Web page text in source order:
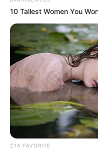
10 Tallest Women You
CTA FAVORITE